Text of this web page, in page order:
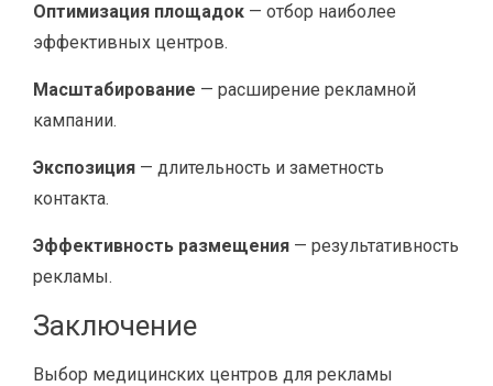
Оптимизация площадок — отбор наиболее
эффективных центров.
Масштабирование — расширение рекламной
кампании.
Экспозиция — длительность и заметность
контакта.
Эффективность размещения — результативность
рекламы.
Заключение
Выбор медицинских центров для рекламы